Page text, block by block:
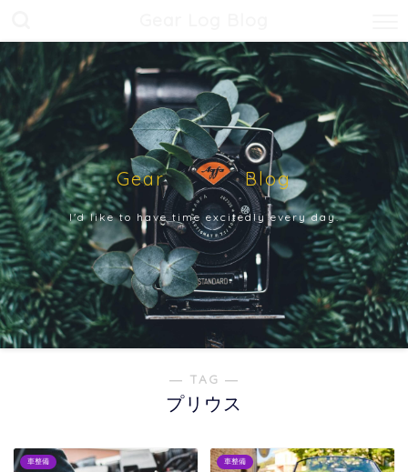
Gear Blog
I'd like to have time excitedly every day.
― TAG ―
プリウス
車整備 車整備